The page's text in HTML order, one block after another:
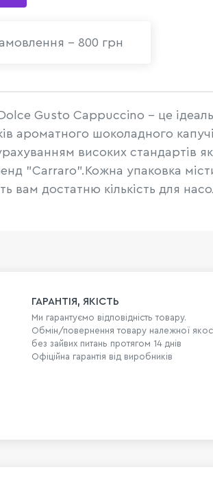
- 800 грн
Gusto Cappuccino - це
ароматного шоколадного
високих стандартів
"Carraro".Кожна упаковка
вам достатню кількість для
ГАРАНТІЯ, ЯКІСТЬ
Ми гарантуємо відповідність товару.
Обмін/повернення товару належної
без зайвих питань протягом 14 днів
Офіційна гарантія від виробників